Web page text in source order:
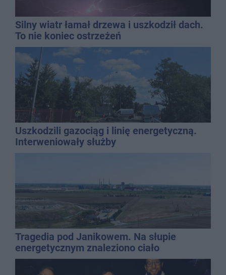
Silny wiatr łamał drzewa i uszkodził dach.
To nie koniec ostrzeżeń
Uszkodzili gazociąg i linię energetyczną.
Interweniowały służby
Tragedia pod Janikowem. Na słupie
energetycznym znaleziono ciało
mężczyzny